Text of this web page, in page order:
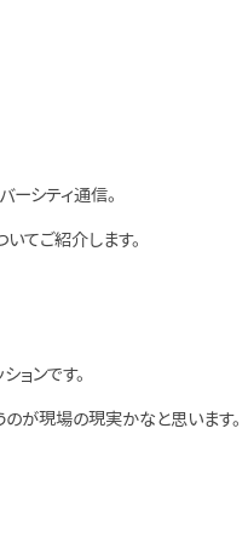
ーシティ通信。
てご紹介します。
ョンです。
のが現場の現実かなと思います。